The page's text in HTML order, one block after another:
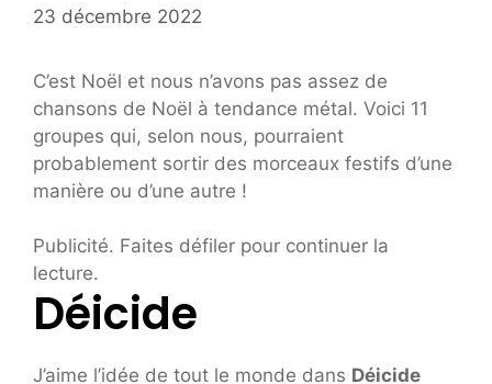
23 décembre 2022
C’est Noël et nous n’avons pas assez de
chansons de Noël à tendance métal. Voici 11
groupes qui, selon nous, pourraient
probablement sortir des morceaux festifs d’une
manière ou d’une autre !
Publicité. Faites défiler pour continuer la
lecture.
Déicide
J’aime l’idée de tout le monde dans Déicide